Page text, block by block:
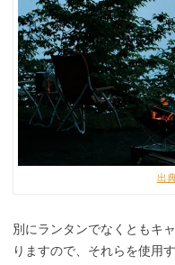
出
別にランタンでなくともキ
りますので、それらを使用